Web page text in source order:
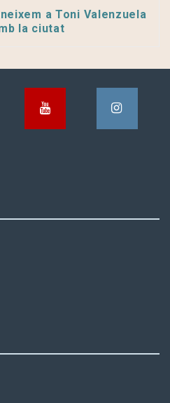
a Toni Valenzuela
la ciutat